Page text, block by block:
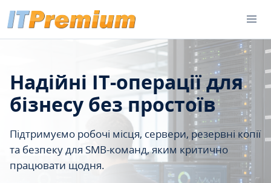
Надійні IT-операції для
бізнесу без простоїв
Підтримуємо робочі місця, сервери, резервні копії
та безпеку для SMB-команд, яким критично
працювати щодня.